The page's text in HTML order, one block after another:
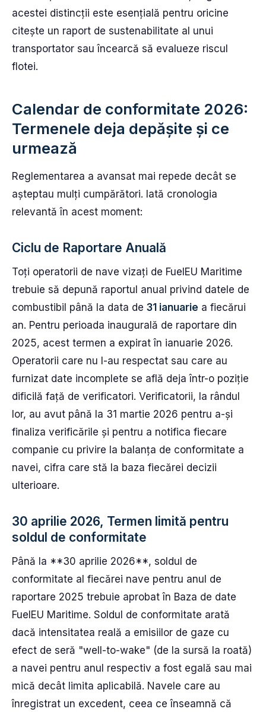
acestei distincții este esențială pentru oricine
citește un raport de sustenabilitate al unui
transportator sau încearcă să evalueze riscul
flotei.
Calendar de conformitate 2026:
Termenele deja depășite și ce
urmează
Reglementarea a avansat mai repede decât se
așteptau mulți cumpărători. Iată cronologia
relevantă în acest moment:
Ciclu de Raportare Anuală
Toți operatorii de nave vizați de FuelEU Maritime
trebuie să depună raportul anual privind datele de
combustibil până la data de 31 ianuarie a fiecărui
an. Pentru perioada inaugurală de raportare din
2025, acest termen a expirat în ianuarie 2026.
Operatorii care nu l-au respectat sau care au
furnizat date incomplete se află deja într-o poziție
dificilă față de verificatori. Verificatorii, la rândul
lor, au avut până la 31 martie 2026 pentru a-și
finaliza verificările și pentru a notifica fiecare
companie cu privire la balanța de conformitate a
navei, cifra care stă la baza fiecărei decizii
ulterioare.
30 aprilie 2026, Termen limită pentru
soldul de conformitate
Până la **30 aprilie 2026**, soldul de
conformitate al fiecărei nave pentru anul de
raportare 2025 trebuie aprobat în Baza de date
FuelEU Maritime. Soldul de conformitate arată
dacă intensitatea reală a emisiilor de gaze cu
efect de seră "well-to-wake" (de la sursă la roată)
a navei pentru anul respectiv a fost egală sau mai
mică decât limita aplicabilă. Navele care au
înregistrat un excedent, ceea ce înseamnă că